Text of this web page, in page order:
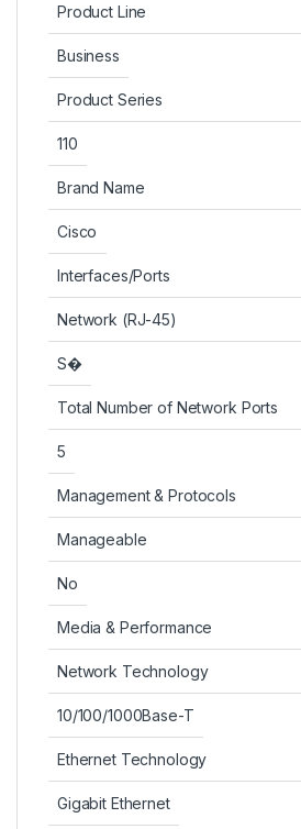
Product Line
Business
Product Series
110
Brand Name
Cisco
Interfaces/Ports
Network (RJ-45)
S�
Total Number of Network Ports
5
Management & Protocols
Manageable
No
Media & Performance
Network Technology
10/100/1000Base-T
Ethernet Technology
Gigabit Ethernet